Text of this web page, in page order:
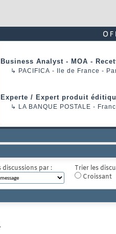
Business Analyst - MOA -
↳ PACIFICA - Ile de France -
Experte / Expert produit
↳ LA BANQUE POSTALE -
discussions par :
Trier les
Croissant